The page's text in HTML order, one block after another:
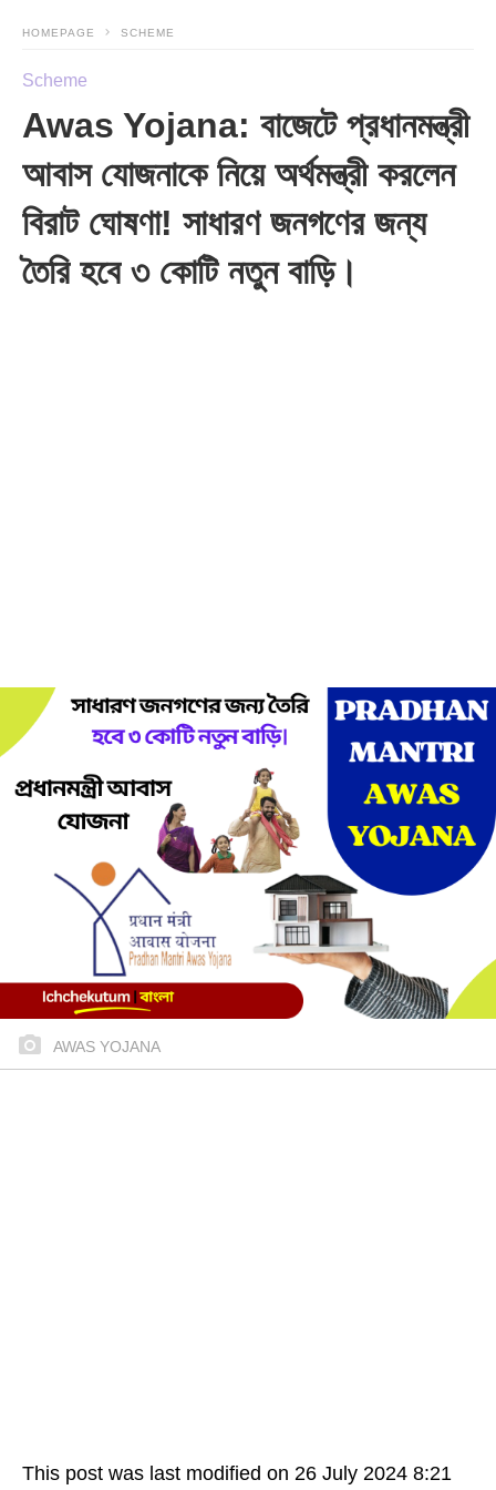
HOMEPAGE SCHEME
Scheme
Awas Yojana: বাজেটে প্রধানমন্ত্রী
আবাস যোজনাকে নিয়ে অর্থমন্ত্রী করলেন
বিরাট ঘোষণা! সাধারণ জনগণের জন্য
তৈরি হবে ৩ কোটি নতুন বাড়ি।
AWAS YOJANA
This post was last modified on 26 July 2024 8:21